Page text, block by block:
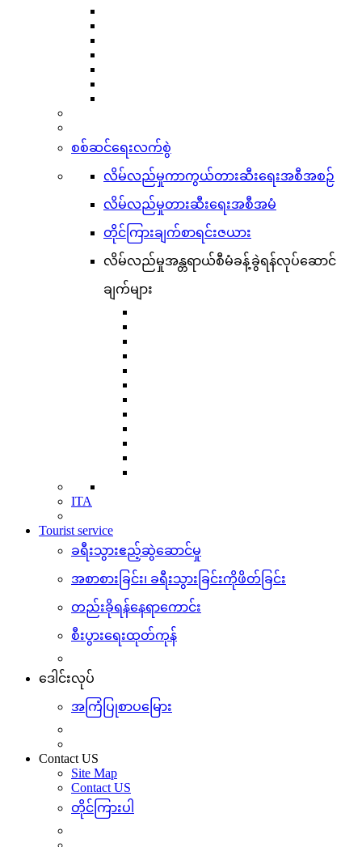
စစ်ဆင်ရေးလက်စွဲ
လိမ်လည်မှုကာကွယ်တားဆီးရေးအစီအစဉ်
လိမ်လည်မှုတားဆီးရေးအစီအမံ
တိုင်ကြားချက်စာရင်းဇယား
လိမ်လည်မှုအန္တရာယ်စီမံခန့်ခွဲရန်လုပ်ဆောင်
ချက်များ
ITA
Tourist service
ခရီးသွားဧည့်ဆွဲဆောင်မှု
အစာစားခြင်း၊ ခရီးသွားခြင်းကိုဖိတ်ခြင်း
တည်းခိုရန်နေရာကောင်း
စီးပွားရေးထုတ်ကုန်
ဒေါင်းလုပ်
အကြံပြုစာပမြေား
Contact US
Site Map
Contact US
တိုင်ကြားပါ